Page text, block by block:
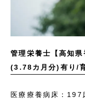
管理栄養士【高知
(3.78カ月分)有り/
医療療養病床：197